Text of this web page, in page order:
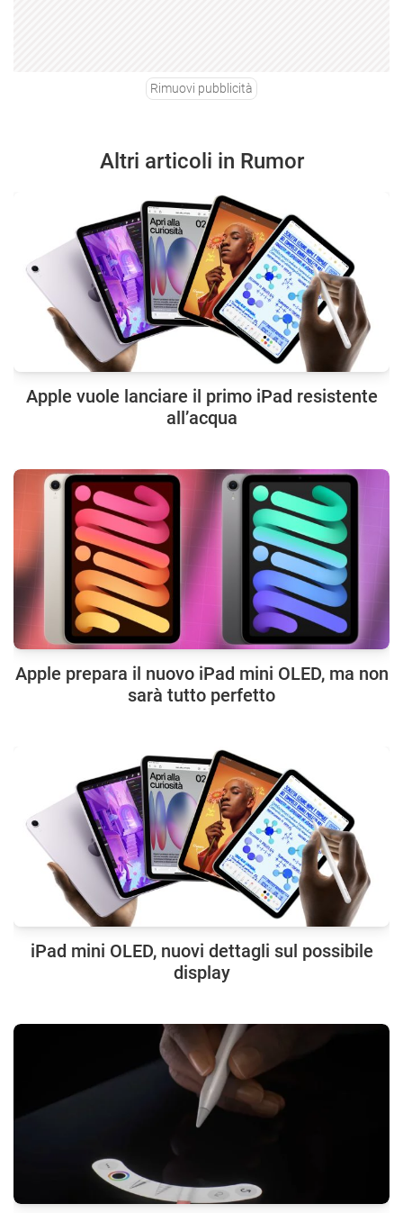
Rimuovi pubblicità
Altri articoli in Rumor
Apple vuole lanciare il primo iPad resistente
all’acqua
Apple prepara il nuovo iPad mini OLED, ma non
sarà tutto perfetto
iPad mini OLED, nuovi dettagli sul possibile
display